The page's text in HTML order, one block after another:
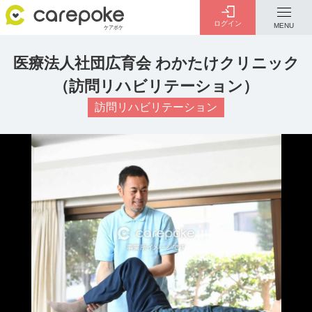
ログイン MENU
会員登録 ログイン
ID・パスワードをお忘れの方は こちら
カテゴリー
介護 お金のこと 病院・施設 介護保険制度
医療法人社団広育会 わかたけクリニック
（訪問リハビリテーション）
訪問リハビリテーション